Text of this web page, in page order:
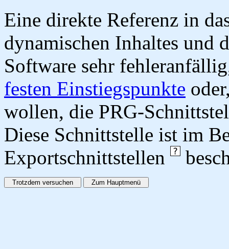
Eine direkte Referenz in
dynamischen Inhaltes und
Software sehr
festen Einstiegspunkte
wollen, die PRG-
Diese Schnittstelle ist im
Exportschnittstellen